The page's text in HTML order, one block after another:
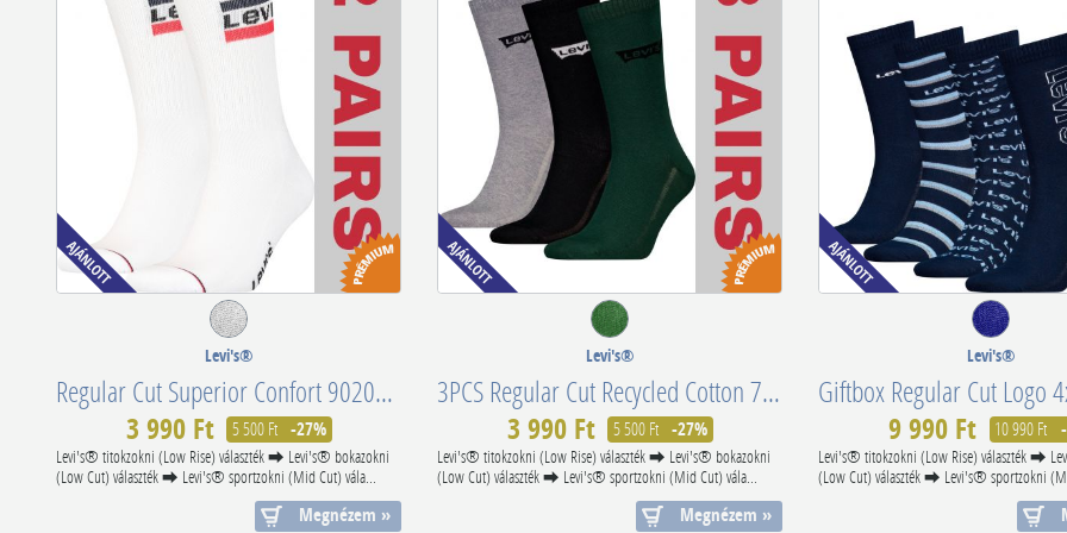
Levi's®
Regular Cut Superior Confort 902012001001
3 990 Ft 5 500 Ft -27%
Levi's® titokzokni (Low Rise) választék ⮕ Levi's® bokazokni
(Low Cut) választék ⮕ Levi's® sportzokni (Mid Cut) vála...
Megnézem »
Levi's®
3PCS Regular Cut Recycled Cotton 701224674008
3 990 Ft 5 500 Ft -27%
Levi's® titokzokni (Low Rise) választék ⮕ Levi's® bokazokni
(Low Cut) választék ⮕ Levi's® sportzokni (Mid Cut) vála...
Megnézem »
Levi's®
9 990 Ft 10 990 Ft
Levi's® titokzokni (Low Rise) választék ⮕
(Low Cut) választék ⮕ Levi's® sportzokni